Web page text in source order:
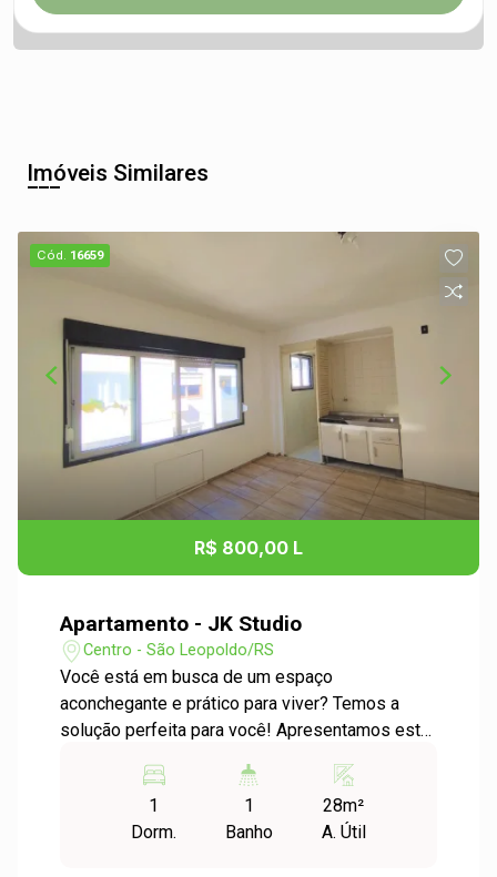
Imóveis Similares
Cód. 16659
R$ 800,00 L
Apartamento - JK Studio
Centro - São Leopoldo/RS
Você está em busca de um espaço
aconchegante e prático para viver? Temos a
solução perfeita para você! Apresentamos este
coração do Centro de São Leopoldo.
Características do Apartamento: - Ambientes
integrados que otimizam o espaço e
1
Dorm.
1
Banho
28m²
A. Útil